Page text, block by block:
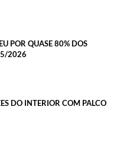
POR QUASE 80% DOS
2026
DO INTERIOR COM PALCO